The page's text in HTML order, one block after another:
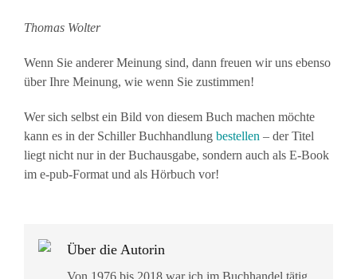
Thomas Wolter
Wenn Sie anderer Meinung sind, dann freuen wir uns ebenso
über Ihre Meinung, wie wenn Sie zustimmen!
Wer sich selbst ein Bild von diesem Buch machen möchte
kann es in der Schiller Buchhandlung bestellen – der Titel
liegt nicht nur in der Buchausgabe, sondern auch als E-Book
im e-pub-Format und als Hörbuch vor!
Über die Autorin
Von 1976 bis 2018 war ich im Buchhandel tätig